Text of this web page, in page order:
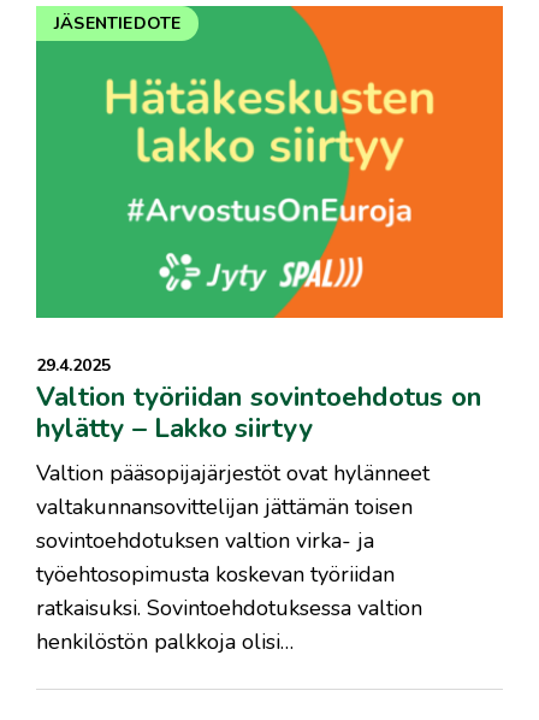
JÄSENTIEDOTE
29.4.2025
Valtion työriidan sovintoehdotus on
hylätty – Lakko siirtyy
Valtion pääsopijajärjestöt ovat hylänneet
valtakunnansovittelijan jättämän toisen
sovintoehdotuksen valtion virka- ja
työehtosopimusta koskevan työriidan
ratkaisuksi. Sovintoehdotuksessa valtion
henkilöstön palkkoja olisi…